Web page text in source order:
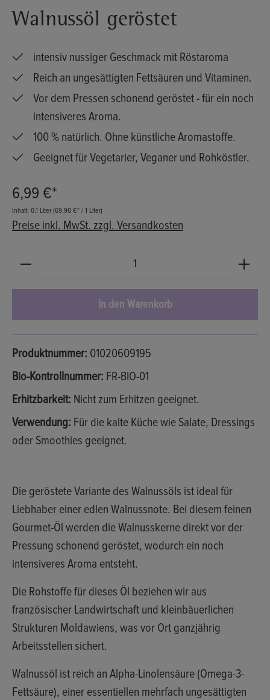
Walnussöl geröstet
intensiv nussiger Geschmack mit Röstaroma
Reich an ungesättigten Fettsäuren und Vitaminen.
Vor dem Pressen schonend geröstet - für ein noch
intensiveres Aroma.
100 % natürlich. Ohne künstliche Aromastoffe.
Geeignet für Vegetarier, Veganer und Rohköstler.
6,99 €*
Inhalt: 0.1 Liter(69,90 €* / 1 Liter)
Preise inkl. MwSt. zzgl. Versandkosten
Produkt Anzahl: Gib den gewünschten Wert ein
In den Warenkorb
Produktnummer: 01020609195
Bio-Kontrollnummer: FR-BIO-01
Erhitzbarkeit: Nicht zum Erhitzen geeignet.
Verwendung: Für die kalte Küche wie Salate, Dressings
oder Smoothies geeignet.
Die geröstete Variante des Walnussöls ist ideal für
Liebhaber einer edlen Walnussnote. Bei diesem feinen
Gourmet-Öl werden die Walnusskerne direkt vor der
Pressung schonend geröstet, wodurch ein noch
intensiveres Aroma entsteht.
Die Rohstoffe für dieses Öl beziehen wir aus
französischer Landwirtschaft und kleinbäuerlichen
Strukturen Moldawiens, was vor Ort ganzjährig
Arbeitsstellen sichert.
Walnussöl ist reich an Alpha-Linolensäure (Omega-3-
Fettsäure), einer essentiellen mehrfach ungesättigten